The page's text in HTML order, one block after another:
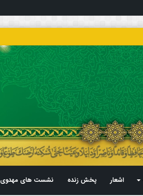
اشعار پخش زنده نشست های مهدوی